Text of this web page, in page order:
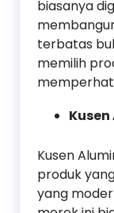
biasanya
terbatas
memilih
Kusen
produk
yang